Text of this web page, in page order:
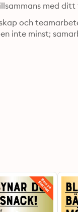
med
och
inte minst;